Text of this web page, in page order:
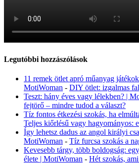
Legutóbbi hozzászólások
11 remek ötlet apró műanyag
MotiWoman - DIY ötlet: izgalmas
Teszt: hány éves vagy lélekben? |
fejtörő – mindre tudod a választ?
Tíz fontos étkezési szokás, ha
Teljes kiőrlésű vagy hagyományos:
Így lehetsz dadus az angol királyi
MotiWoman - Tíz furcsa szokás a
Kevesebb tárgy, több boldogság:
élete | MotiWoman - Hét szokás,